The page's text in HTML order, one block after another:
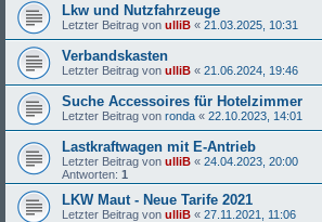
Lkw und Nutzfahrzeuge
Letzter Beitrag von ulliB « 21.03.2025, 10:31
Verbandskasten
Letzter Beitrag von ulliB « 21.06.2024, 19:46
Suche Accessoires für Hotelzimmer
Letzter Beitrag von ronda « 22.10.2023, 14:01
Lastkraftwagen mit E-Antrieb
Letzter Beitrag von ulliB « 24.04.2023, 20:00
Antworten: 1
LKW Maut - Neue Tarife 2021
Letzter Beitrag von ulliB « 27.11.2021, 11:06